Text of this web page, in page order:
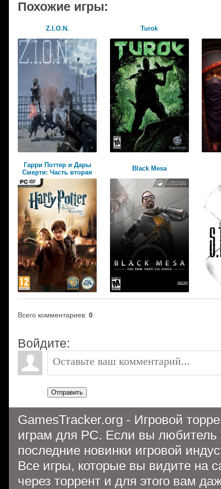
Похожие игры:
Z.I.O.N. Turok
Гарри Поттер и Дары
Смерти: Часть вторая
Black Mesa
Всего комментариев: 0
Войдите:
Отправить
GamesTracker.org - Игровой
играм для PC. Если вы
последние новинки игровой
Все игры, которые вы видите на
через торрент и для этого вам